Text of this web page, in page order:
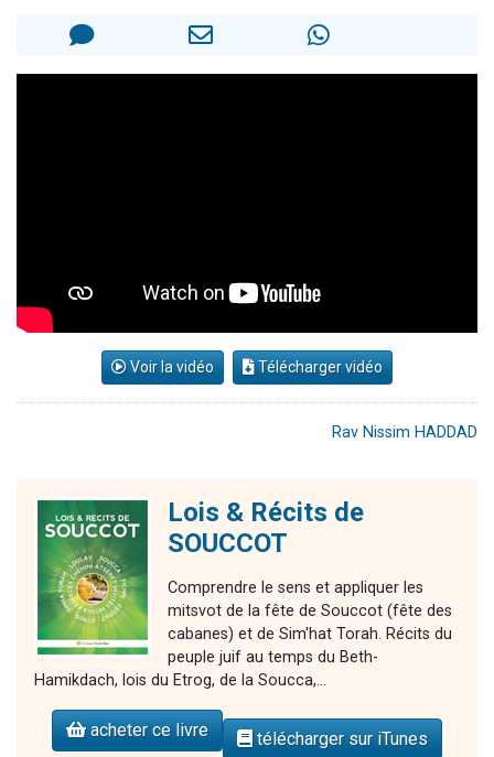
Voir la vidéo Télécharger vidéo
Rav Nissim HADDAD
Lois & Récits de
SOUCCOT
Comprendre le sens et appliquer les
mitsvot de la fête de Souccot (fête des
cabanes) et de Sim'hat Torah. Récits du
peuple juif au temps du Beth-
Hamikdach, lois du Etrog, de la Soucca,...
acheter ce livre télécharger sur iTunes